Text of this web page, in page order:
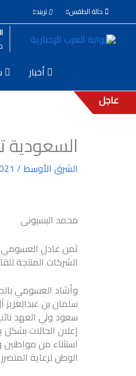
إلى
المحتوى
حالة الطقس تريند
أخبار
عاجل
السعودية
الشرق الأوسط/
محمد البسيونى
ثمن عادل العسومي
الشركات المنتجة للقاحات كوفيد-19 لتوفيرها للدول منخفضة
وأشاد العسومي
سلمان بن
سعود ولي العهد
إعلان الحالات
استثناء من
الوطن لرعاية